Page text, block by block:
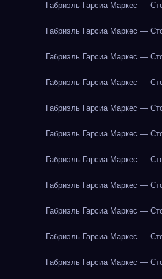
Габриэль Гарсиа Маркес —
Габриэль Гарсиа Маркес —
Габриэль Гарсиа Маркес —
Габриэль Гарсиа Маркес —
Габриэль Гарсиа Маркес —
Габриэль Гарсиа Маркес —
Габриэль Гарсиа Маркес —
Габриэль Гарсиа Маркес —
Габриэль Гарсиа Маркес —
Габриэль Гарсиа Маркес —
Габриэль Гарсиа Маркес —